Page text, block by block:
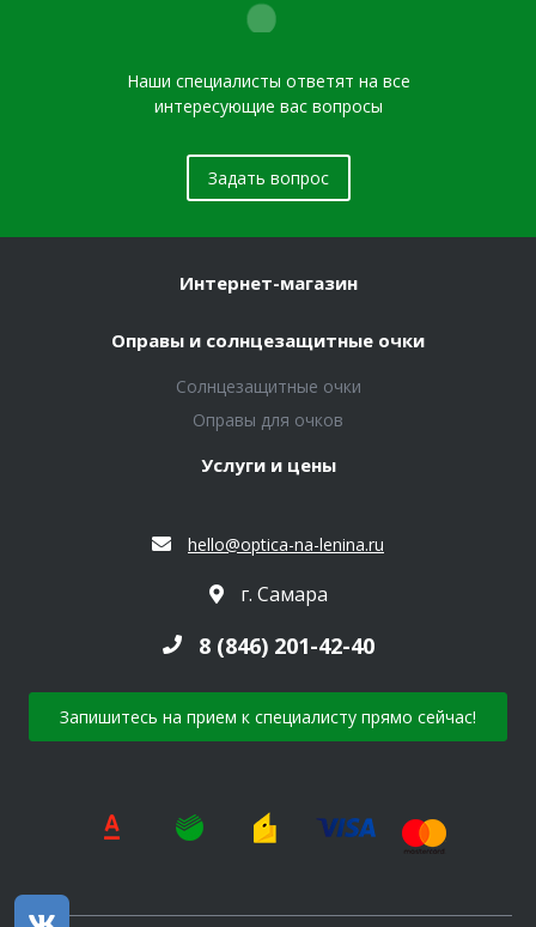
Наши специалисты ответят на все
интересующие вас вопросы
Задать вопрос
Интернет-магазин
Оправы и солнцезащитные очки
Солнцезащитные очки
Оправы для очков
Услуги и цены
hello@optica-na-lenina.ru
г. Самара
8 (846) 201-42-40
Запишитесь на прием к специалисту прямо сейчас!